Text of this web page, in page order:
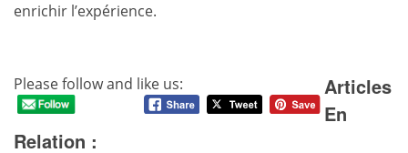
enrichir l’expérience.
Please follow and like us:
Articles
En
Relation :